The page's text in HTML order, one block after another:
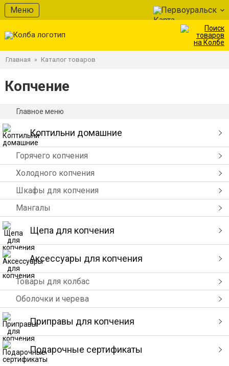
Меню Первоуральск
Главная » Каталог товаров
Копчение
Главное меню
Коптильни домашние
Горячего копчения
Холодного копчения
Шкафы для копчения
Мангалы
Щепа для копчения
Аксессуары для копчения
Товары для колбас
Оболочки и черева
Приправы для копчения
Подарочные сертификаты